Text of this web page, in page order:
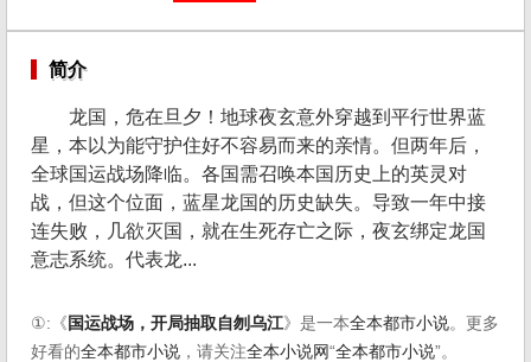
简介
龙国，危在旦夕！地球夜玄意外穿越到平行世界蓝
星，本以为能守护住好不容易而来的亲情。但两年后，
全球国运战场降临。各国需召唤本国历史上的英灵对
战，但这个位面，蓝星龙国的历史缺失。导致一年中接
连失败，几欲灭国，就在生死存亡之际，夜玄绑定龙国
意志系统。代表龙...
①:《 国运战场，开局抽取自刎乌江》是一本全本都市小说。更多
好看的全本都市小说 ，请关注全本小说网“全本都市小说”。